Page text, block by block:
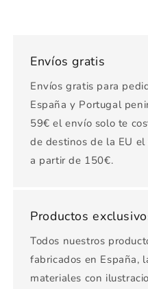
Envíos gratis
Envíos gratis para
España y Portugal
59€ el envío solo te
de destinos de la EU
a partir de 150€.
Productos
Todos nuestros
fabricados en España,
materiales con